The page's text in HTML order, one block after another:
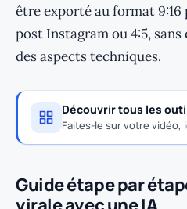
être exporté au format 9:16
post Instagram ou 4:5,
des aspects techniques.
Découvrir tous les
Faites-le sur votre vidéo,
Guide étape par